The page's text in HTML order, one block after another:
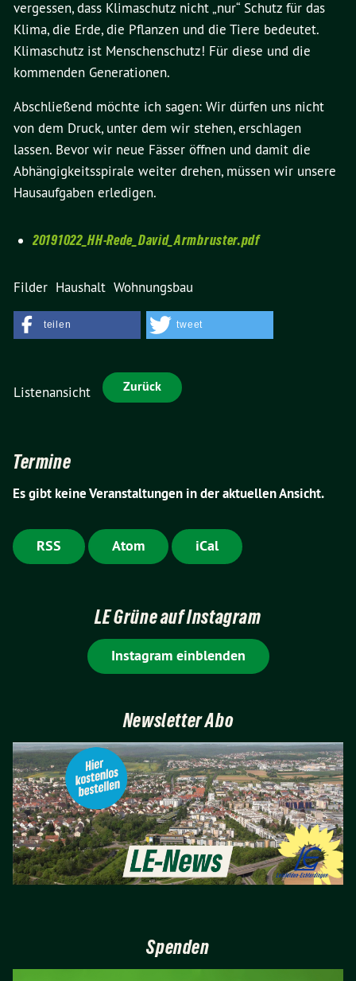
vergessen, dass Klimaschutz nicht „nur“ Schutz für das
Klima, die Erde, die Pflanzen und die Tiere bedeutet.
Klimaschutz ist Menschenschutz! Für diese und die
kommenden Generationen.
Abschließend möchte ich sagen: Wir dürfen uns nicht
von dem Druck, unter dem wir stehen, erschlagen
lassen. Bevor wir neue Fässer öffnen und damit die
Abhängigkeitsspirale weiter drehen, müssen wir unsere
Hausaufgaben erledigen.
20191022_HH-Rede_David_Armbruster.pdf
Filder Haushalt Wohnungsbau
teilen tweet
Listenansicht Zurück
Termine
Es gibt keine Veranstaltungen in der aktuellen Ansicht.
RSS Atom iCal
LE Grüne auf Instagram
Instagram einblenden
Newsletter Abo
Spenden